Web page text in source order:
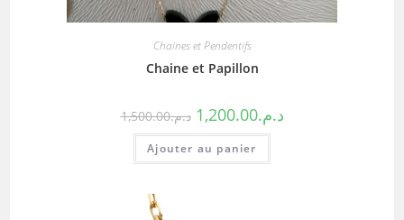
Chaines et Pendentifs
Chaine et Papillon
د.م.1,500.00 د.م.1,200.00
Ajouter au panier